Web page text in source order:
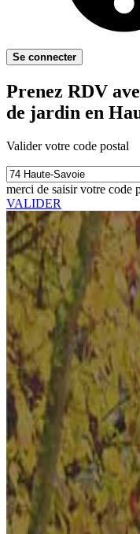
Se connecter
Prenez RDV
de jardin en
Valider votre code postal
merci de saisir votre code
VALIDER